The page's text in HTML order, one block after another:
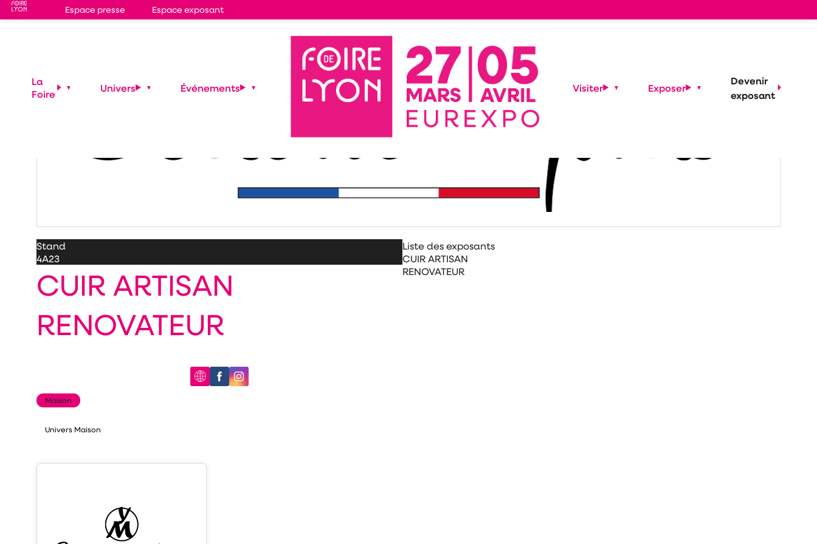
Espace presse Espace exposant
Liste des exposants
CUIR ARTISAN
RENOVATEUR
Stand
4A23
CUIR ARTISAN
RENOVATEUR
Maison
Univers Maison
La
Foire
Univers Événements Visiter Exposer
Devenir
exposant